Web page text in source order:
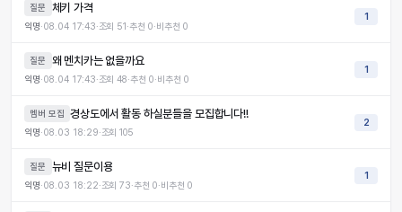
질문 체키 가격
익명·08.04 17:43·조회 51·추천 0·비추천 0
1
질문 왜 멘치카는 없을까요
익명·08.04 17:43·조회48·추천 0·비추천 0
1
멤버 모집 경상도에서 활동 하실분들을 모집합니다!!
익명·08.03 18:29·조회105
2
질문 뉴비 질문이용
익명·08.03 18:22·조회73·추천 0·비추천 0
1